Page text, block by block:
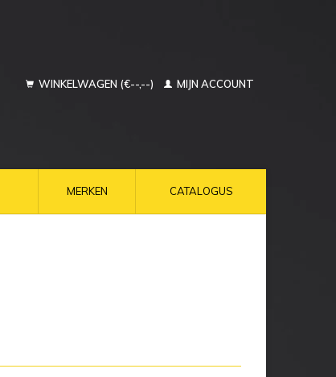
WINKELWAGEN (€--,--) MIJN ACCOUNT
MERKEN CATALOGUS